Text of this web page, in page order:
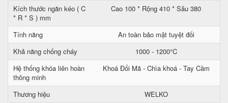
Kích thước ngăn kéo ( C
* R * S ) mm
Cao 100 * Rộng 410 * Sâu 380
Tính năng
An toàn bảo mật tuyệt đối
Khả năng chống cháy
1000 - 1200°C
Hệ thống khóa liên hoàn
thông minh
Khoá Đổi Mã - Chìa khoá - Tay Cầm
Thương hiệu
WELKO